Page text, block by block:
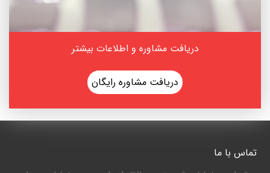
دریافت مشاوره و اطلاعات بیشتر
دریافت مشاوره رایگان
تماس با ما